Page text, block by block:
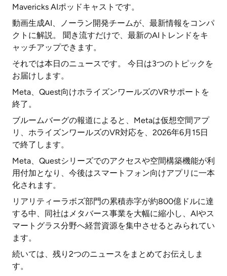
Mavericks AIポッドキャストです。
動画生成AI、ノーラン開発チームが、最新情報をコンパ
クトに解説。 聞き流すだけで、最新のAIトレンドをキ
ャッチアップできます。
それでは本日のニュースです。 今日は3つのトピックを
お届けします。
Meta、Quest向けホライズンワールズのVRサポートを
終了。
ブルームバーグの報道によると、Metaは仮想空間アプ
リ、ホライズンワールズのVR対応を、2026年6月15日
で終了します。
Meta、Questシリーズでのアクセスや空間構築機能が利
用付加となり、今後はスマートフォン向けアプリに一本
化されます。
リアリティーラボズ部門の累積赤字が約800億ドルに達
する中、同社はメタバース事業を大幅に縮小し、AIやス
マートグラス分野へ経営資源を集中させるとみられてい
ます。
続いては、残り2つのニュースをまとめてお伝えしま
す。